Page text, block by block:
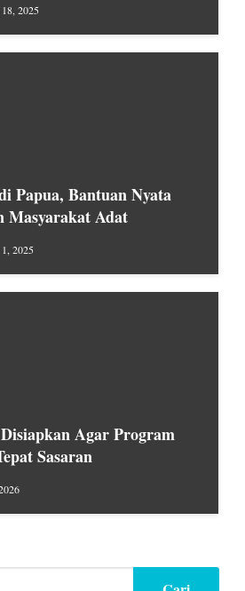
2025
Papua, Bantuan Nyata
Masyarakat Adat
2025
Agar Program
Sasaran